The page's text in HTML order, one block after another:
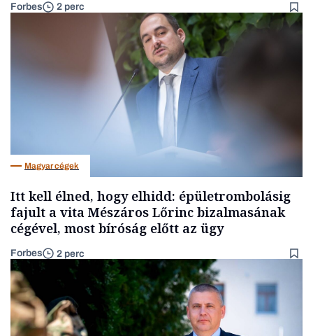
Forbes 2 perc
Magyar cégek
Itt kell élned, hogy elhidd: épületrombolásig
fajult a vita Mészáros Lőrinc bizalmasának
cégével, most bíróság előtt az ügy
Forbes 2 perc